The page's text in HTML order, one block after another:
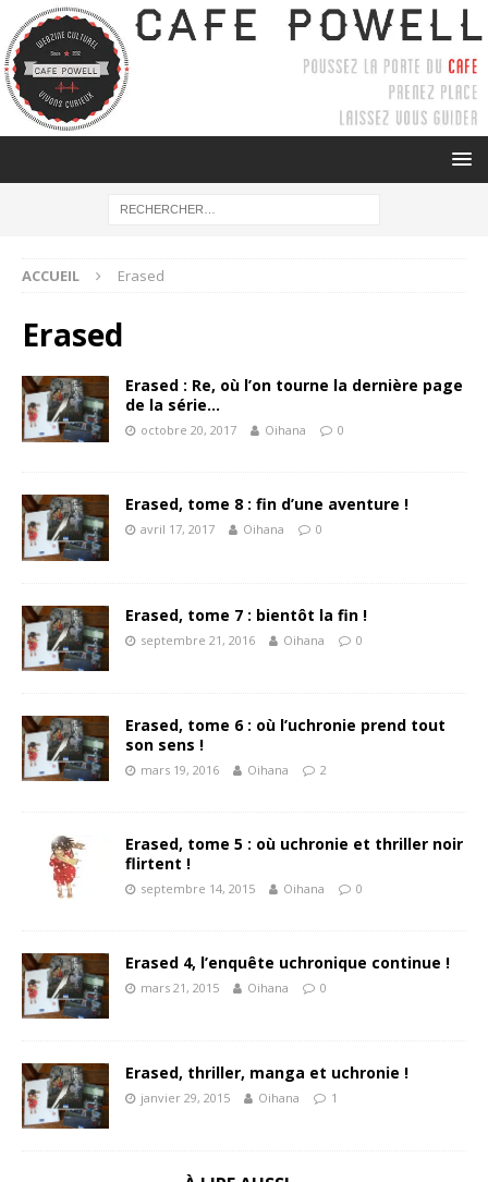
ACCUEIL Erased
Erased
Erased : Re, où l’on tourne la dernière page
de la série…
octobre 20, 2017 Oihana 0
Erased, tome 8 : fin d’une aventure !
avril 17, 2017 Oihana 0
Erased, tome 7 : bientôt la fin !
septembre 21, 2016 Oihana 0
Erased, tome 6 : où l’uchronie prend tout
son sens !
mars 19, 2016 Oihana 2
Erased, tome 5 : où uchronie et thriller noir
flirtent !
septembre 14, 2015 Oihana 0
Erased 4, l’enquête uchronique continue !
mars 21, 2015 Oihana 0
Erased, thriller, manga et uchronie !
janvier 29, 2015 Oihana 1